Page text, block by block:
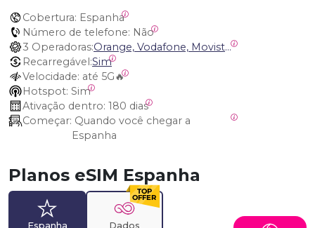
Cobertura: Espanha
Número de telefone: Não
3 Operadoras:
Orange, Vodafone, Movistar Spain
Recarregável:Sim
Velocidade: até 5G🔥
Hotspot: Sim
Ativação dentro: 180 dias
Começar:
Espanha
Planos eSIM Espanha
Espanha
Dados